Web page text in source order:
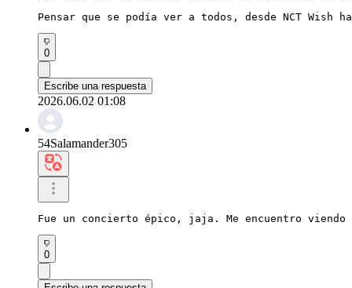
Pensar que se podía ver a todos, desde NCT
0
Escribe una respuesta
2026.06.02 01:08
54Salamander305
Fue un concierto épico, jaja. Me encuentro
0